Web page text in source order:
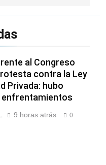
al Congreso
contra la Ley
Privada: hubo
enfrentamientos
9 horas atrás 0